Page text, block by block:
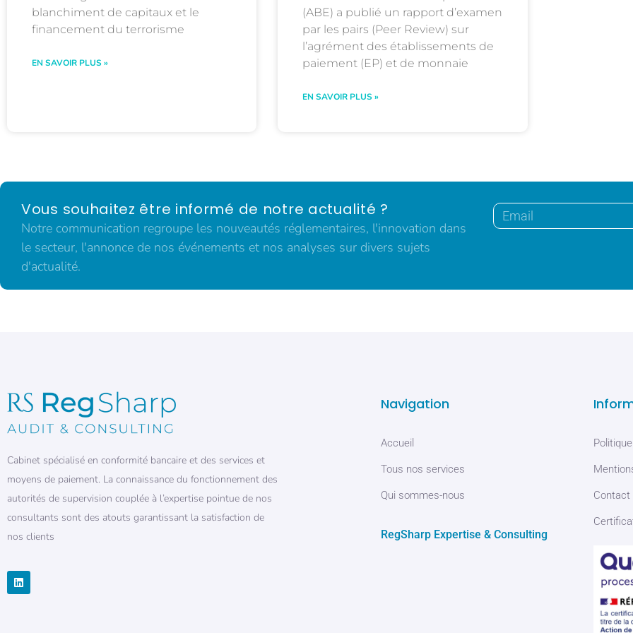
blanchiment de capitaux et le
financement du terrorisme
EN SAVOIR PLUS »
(ABE) a publié un rapport d’examen
par les pairs (Peer Review) sur
l’agrément des établissements de
paiement (EP) et de monnaie
EN SAVOIR PLUS »
Vous souhaitez être informé de notre actualité ?
Notre communication regroupe les nouveautés réglementaires, l'innovation dans
le secteur, l'annonce de nos événements et nos analyses sur divers sujets
d'actualité.
Cabinet spécialisé en conformité bancaire et des services et
moyens de paiement. La connaissance du fonctionnement des
autorités de supervision couplée à l’expertise pointue de nos
consultants sont des atouts garantissant la satisfaction de
nos clients
Navigation
Accueil
Tous nos services
Qui sommes-nous
RegSharp Expertise & Consulting
Contact